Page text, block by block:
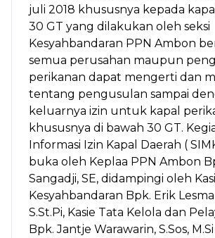
juli 2018 khususnya kepada
30 GT yang dilakukan oleh seksi
Kesyahbandaran PPN Ambon
semua perusahan maupun
perikanan dapat mengerti dan
tentang pengusulan sampai
keluarnya izin untuk kapal
khususnya di bawah 30 GT.
Informasi Izin Kapal Daerah (
buka oleh Keplaa PPN Ambon
Sangadji, SE, didampingi oleh
Kesyahbandaran Bpk. Erik
S.St.Pi, Kasie Tata Kelola dan
Bpk. Jantje Warawarin, S.Sos,